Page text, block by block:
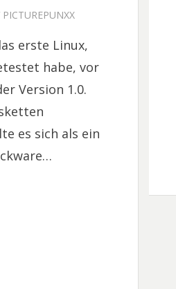
PICTUREPUNXX
erste Linux,
habe, vor
Version 1.0.
es sich als ein